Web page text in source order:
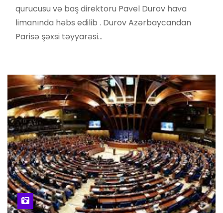
qurucusu və baş direktoru Pavel Durov hava
limanında həbs edilib . Durov Azərbaycandan
Parisə şəxsi təyyarəsi…